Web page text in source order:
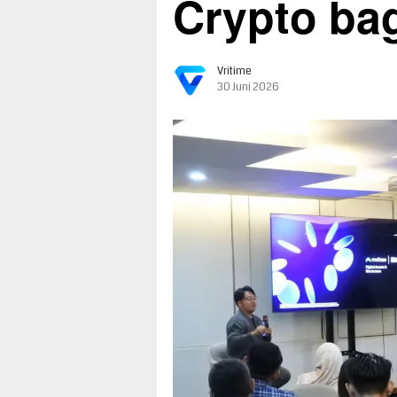
Crypto
Vritime
30 Juni 2026